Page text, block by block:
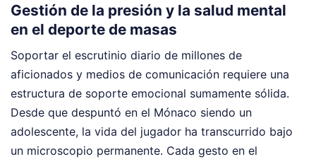
Gestión de la presión y la salud mental
en el deporte de masas
Soportar el escrutinio diario de millones de
aficionados y medios de comunicación requiere una
estructura de soporte emocional sumamente sólida.
Desde que despuntó en el Mónaco siendo un
adolescente, la vida del jugador ha transcurrido bajo
un microscopio permanente. Cada gesto en el